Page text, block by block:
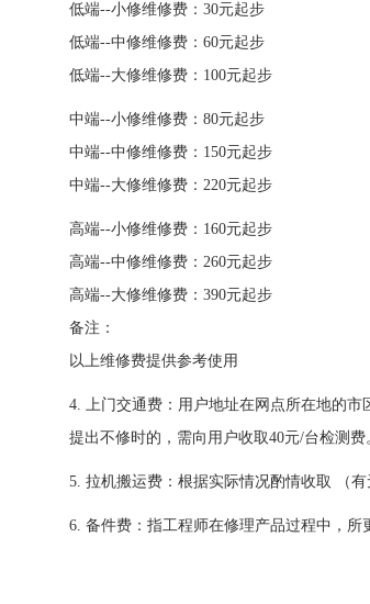
低端--小修维修费：30元起步
低端--中修维修费：60元起步
低端--大修维修费：100元起步
中端--小修维修费：80元起步
中端--中修维修费：150元起步
中端--大修维修费：220元起步
高端--小修维修费：160元起步
高端--中修维修费：260元起步
高端--大修维修费：390元起步
备注：
以上维修费提供参考使用
4. 上门交通费：用户地址在网点所在地的
提出不修时的，需向用户收取40元/台检测
5. 拉机搬运费：根据实际情况酌情收取 （有
6. 备件费：指工程师在修理产品过程中，所